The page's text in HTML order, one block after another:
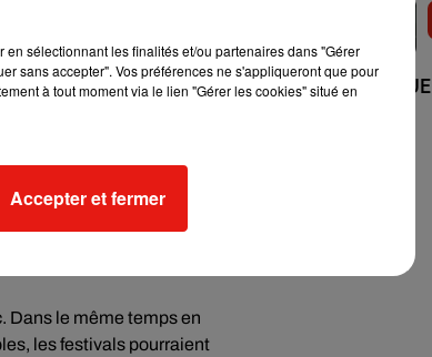
Dans le même temps en
les festivals pourraient
+ DE MUSIQUE
sélectionnant les finalités et/ou partenaires dans "Gérer
sans accepter". Vos préférences ne s'appliqueront que pour
à tout moment via le lien "Gérer les cookies" situé en
Accepter et fermer